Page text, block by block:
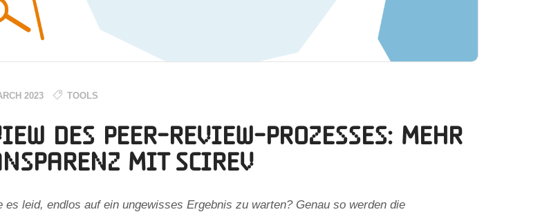
2023 TOOLS
des Peer-Review-Prozesses: Mehr
mit SciRev
es leid, endlos auf ein ungewisses Ergebnis zu warten? Genau so werden die